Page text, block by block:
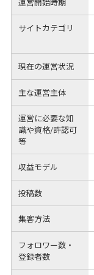
サイトカテゴリ
現在の運営状況
主な運営主体
運営に必要な知
識や資格/許認可
等
収益モデル
投稿数
集客方法
フォロワー数・
登録者数